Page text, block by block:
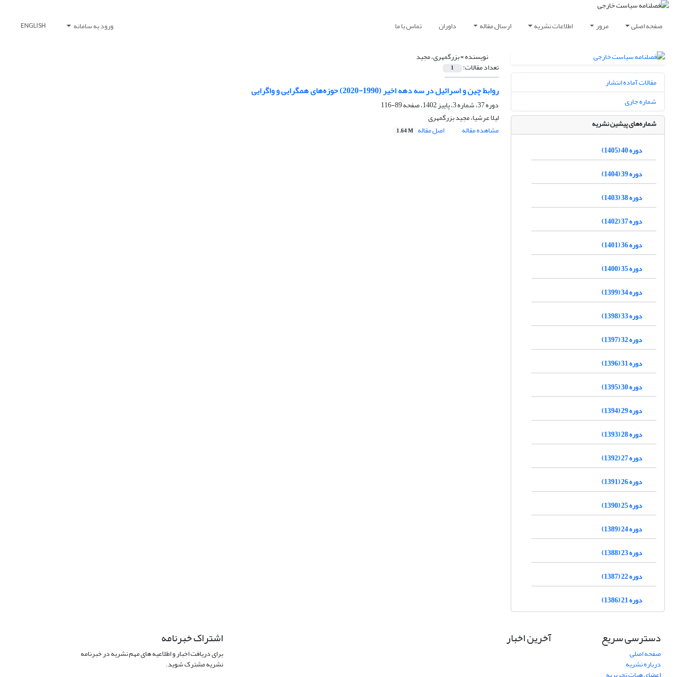
صفحه اصلی مرور اطلاعات نشریه ارسال مقاله داوران تماس با ما ورود به سامانه ENGLISH
نویسنده =بزرگمهری، مجید
تعداد مقالات: 1
روابط چین و اسرائیل در سه دهه اخیر (1990-2020) حوزه‌های همگرایی و واگرایی
دوره 37، شماره 3، پاییز 1402، صفحه
89-116
لیلا عرشیا، مجید بزرگمهری
مشاهده مقاله
اصل مقاله 1.64 M
مقالات آماده انتشار
شماره جاری
شماره‌های پیشین نشریه
دوره 40 (1405)
دوره 39 (1404)
دوره 38 (1403)
دوره 37 (1402)
دوره 36 (1401)
دوره 35 (1400)
دوره 34 (1399)
دوره 33 (1398)
دوره 32 (1397)
دوره 31 (1396)
دوره 30 (1395)
دوره 29 (1394)
دوره 28 (1393)
دوره 27 (1392)
دوره 26 (1391)
دوره 25 (1390)
دوره 24 (1389)
دوره 23 (1388)
دوره 22 (1387)
دوره 21 (1386)
دسترسی سریع
صفحه اصلی
درباره نشریه
آخرین اخبار اشتراک خبرنامه
برای دریافت اخبار و اطلاعیه های مهم نشریه در خبرنامه
نشریه مشترک شوید.